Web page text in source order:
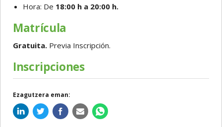
Hora: De 18:00 h a 20:00 h.
Matrícula
Gratuita. Previa Inscripción.
Inscripciones
Ezagutzera eman: